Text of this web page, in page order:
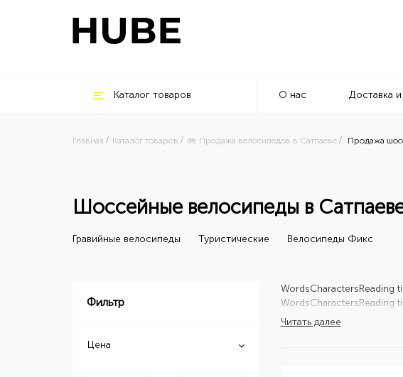
Каталог товаров О нас Доставка
Главная Каталог товаров 🚲 Продажа велосипедов в Сатпаеве Продажа
Шоссейные велосипеды в
Гравийные велосипеды Туристические Велосипеды Фикс
Фильтр
Цена
WordsCharactersReading
WordsCharactersReading
Читать далее